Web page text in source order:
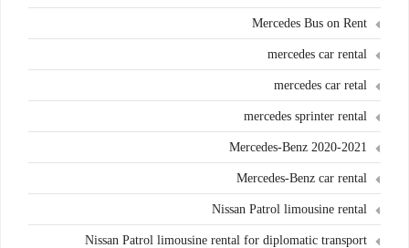
Mercedes Bus on Rent
mercedes car rental
mercedes car retal
mercedes sprinter rental
Mercedes-Benz 2020-2021
Mercedes-Benz car rental
Nissan Patrol limousine rental
Nissan Patrol limousine rental for diplomatic transport